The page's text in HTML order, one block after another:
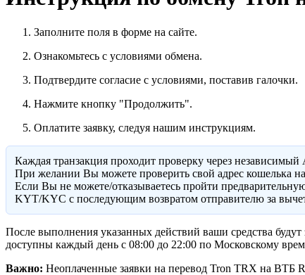
Заполните поля в форме на сайте.
Ознакомьтесь с условиями обмена.
Подтвердите согласие с условиями, поставив галочки.
Нажмите кнопку "Продолжить".
Оплатите заявку, следуя нашим инструкциям.
Каждая транзакция проходит проверку через независимый
При желании Вы можете проверить свой адрес кошелька
Eсли Вы не можете/отказываетесь пройти
KYT/KYC с последующим возвратом отправителю за
После выполнения указанных действий ваши средства
доступны каждый день с 08:00 до 22:00 по Московскому
Важно: Неоплаченные заявки на перевод Tron TRX на ВТБ